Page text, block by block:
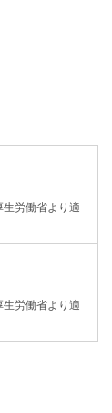
労働省より適
労働省より適